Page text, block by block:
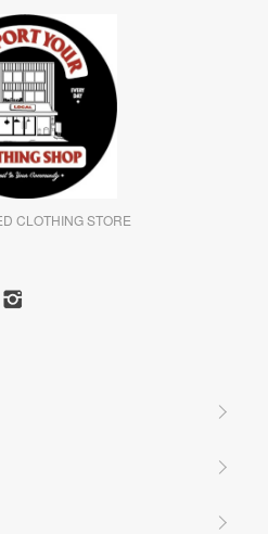
CLOTHING STORE